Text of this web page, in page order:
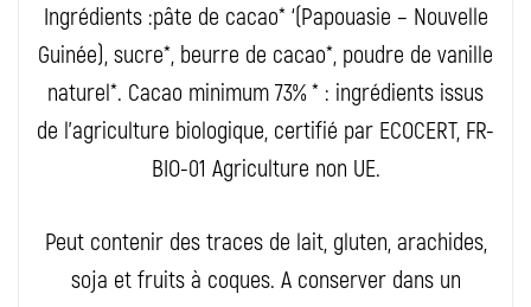
Ingrédients :pâte de cacao* ‘(Papouasie – Nouvelle
Guinée), sucre*, beurre de cacao*, poudre de vanille
naturel*. Cacao minimum 73% * : ingrédients issus
de l’agriculture biologique, certifié par ECOCERT, FR-
BIO-01 Agriculture non UE.
Peut contenir des traces de lait, gluten, arachides,
soja et fruits à coques. A conserver dans un